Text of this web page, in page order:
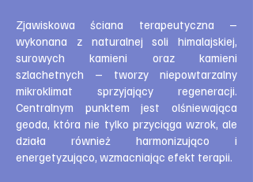
Zjawiskowa ściana terapeutyczna –
wykonana z naturalnej soli himalajskiej,
surowych kamieni oraz kamieni
szlachetnych – tworzy niepowtarzalny
mikroklimat sprzyjający regeneracji.
Centralnym punktem jest olśniewająca
geoda, która nie tylko przyciąga wzrok, ale
działa również harmonizująco i
energetyzująco, wzmacniając efekt terapii.